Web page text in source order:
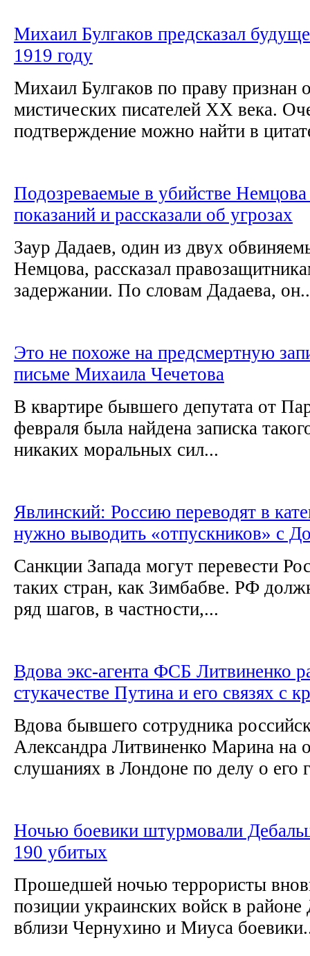
Михаил Булгаков предсказал
1919 году
Михаил Булгаков по праву признан
мистических писателей ХХ века.
подтверждение можно найти в
Подозреваемые в убийстве Немцова
показаний и рассказали об угрозах
Заур Дадаев, один из двух
Немцова, рассказал
задержании. По словам Дадаева,
Это не похоже на предсмертную
письме Михаила Чечетова
В квартире бывшего депутата от
февраля была найдена записка
никаких моральных сил...
Явлинский: Россию переводят в
нужно выводить «отпускников» с
Санкции Запада могут перевести
таких стран, как Зимбабве. РФ
ряд шагов, в частности,...
Вдова экс-агента ФСБ Литвиненко
стукачестве Путина и его связях с
Вдова бывшего сотрудника
Александра Литвиненко Марина на
слушаниях в Лондоне по делу о его
Ночью боевики штурмовали
190 убитых
Прошедшей ночью террористы
позиции украинских войск в районе
вблизи Чернухино и Миуса